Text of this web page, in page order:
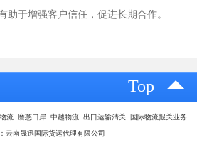
助于增强客户信任，促进长期合作。
Top
流 磨憨口岸 中越物流 出口运输清关 国际物流报关业务
云南晟迅国际货运代理有限公司